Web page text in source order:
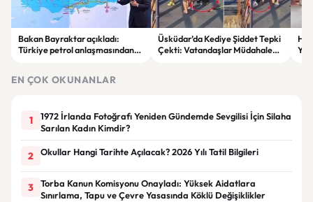
Bakan Bayraktar açıkladı:
Türkiye petrol anlaşmasından
Üsküdar’da Kediye Şiddet Tepki
Çekti: Vatandaşlar Müdahale
EN ÇOK OKUNANLAR
1
1972 İrlanda Fotoğrafı Yeniden Gündemde Sevgilisi İçin Silaha
Sarılan Kadın Kimdir?
2 Okullar Hangi Tarihte Açılacak? 2026 Yılı Tatil Bilgileri
3
Torba Kanun Komisyonu Onayladı: Yüksek Aidatlara
Sınırlama, Tapu ve Çevre Yasasında Köklü Değişiklikler